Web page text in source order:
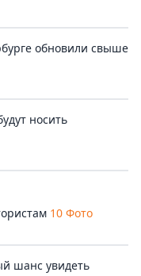
обновили свыше
носить
10 Фото
шанс увидеть